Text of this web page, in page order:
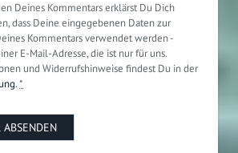
Deines Kommentars erklärst Du Dich
dass Deine eingegebenen Daten zur
Kommentars verwendet werden -
E-Mail-Adresse, die ist nur für uns.
und Widerrufshinweise findest Du in der
.*